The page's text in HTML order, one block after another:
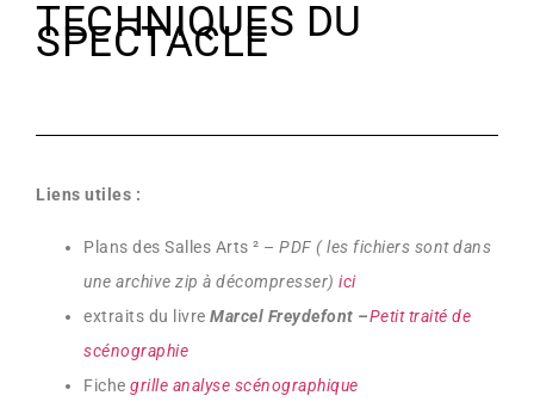
TECHNIQUES DU
SPECTACLE
Liens utiles :
Plans des Salles Arts ² – PDF ( les fichiers sont dans
une archive zip à décompresser) ici
extraits du livre Marcel Freydefont –Petit traité de
scénographie
Fiche grille analyse scénographique